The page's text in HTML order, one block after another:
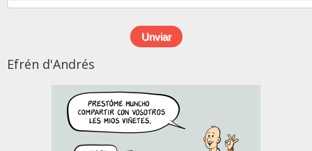
Efrén d'Andrés